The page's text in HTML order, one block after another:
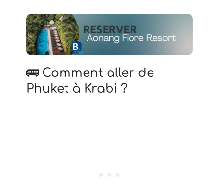
🚌 Comment aller de
Phuket à Krabi ?